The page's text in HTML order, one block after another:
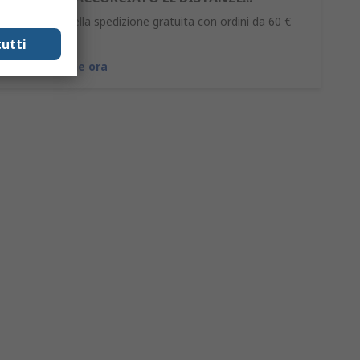
Approfitta della spedizione gratuita con ordini da 60 €
(IVA esclusa).
Approfittane ora